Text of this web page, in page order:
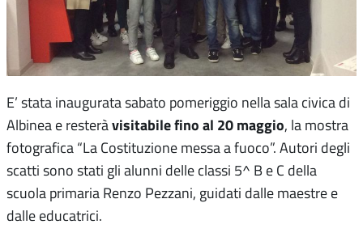
E’ stata inaugurata sabato pomeriggio nella sala civica di
Albinea e resteràvisitabile fino al 20 maggio, la mostra
fotografica “La Costituzione messa a fuoco”. Autori degli
scatti sono stati gli alunni delle classi 5^ B e C della
scuola primaria Renzo Pezzani, guidati dalle maestre e
dalle educatrici.